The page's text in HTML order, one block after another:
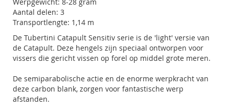
Aantal delen: 3
Transportlengte: 1,14 m
De Tubertini Catapult Sensitiv serie is de 'light' versie van
de Catapult. Deze hengels zijn speciaal ontworpen voor
vissers die gericht vissen op forel op middel grote meren.
De semiparabolische actie en de enorme werpkracht van
deze carbon blank, zorgen voor fantastische werp
afstanden.